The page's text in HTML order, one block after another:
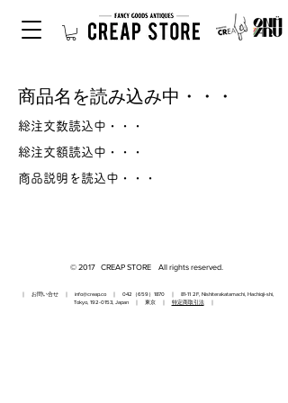
商品名を読み込み中・・・
総注文数読込中・・・
総注文額読込中・・・
商品説明を読込中・・・
© 2017 CREAP STORE All rights reserved.
｜ お問い合せ ｜ info@creap.co｜ 042（659）1870 ｜ 81-11 2F, Nishiterakatamachi, Hachioji-shi,
Tokyo, 192-0153, Japan ｜ 東京 ｜ 特定商取引法｜